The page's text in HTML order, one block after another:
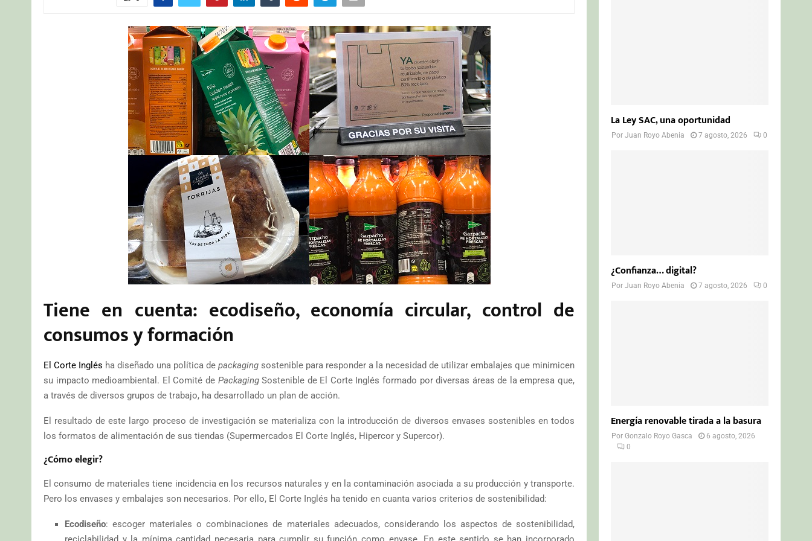
Tiene en cuenta: ecodiseño, economía circular, control de
consumos y formación
El Corte Inglés ha diseñado una política depackaging sostenible para responder a la necesidad de utilizar embalajes que minimicen
su impacto medioambiental. El Comité de PackagingSostenible de El Corte Inglés formado por diversas áreas de la empresa que,
a través de diversos grupos de trabajo, ha desarrollado un plan de acción.
El resultado de este largo proceso de investigación se materializa con la introducción de diversos envases sostenibles en todos
los formatos de alimentación de sus tiendas (Supermercados El Corte Inglés, Hipercor y Supercor).
¿Cómo elegir?
El consumo de materiales tiene incidencia en los recursos naturales y en la contaminación asociada a su producción y transporte.
Pero los envases y embalajes son necesarios. Por ello, El Corte Inglés ha tenido en cuanta varios criterios de sostenibilidad:
Ecodiseño: escoger materiales o combinaciones de materiales adecuados, considerando los aspectos de sostenibilidad,
La Ley SAC, una oportunidad
PorJuan Royo Abenia 7 agosto, 2026 0
¿Confianza… digital?
PorJuan Royo Abenia 7 agosto, 2026 0
Energía renovable tirada a la basura
PorGonzalo Royo Gasca
6 agosto, 2026
0